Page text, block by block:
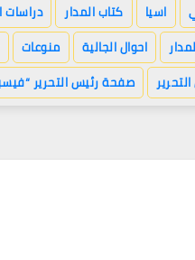
اسيا كتاب المدار دراسات
احوال الجالية منوعات
صفحة رئيس التحرير